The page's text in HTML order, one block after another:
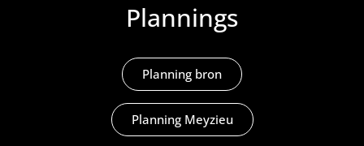
Plannings
Planning bron
Planning Meyzieu